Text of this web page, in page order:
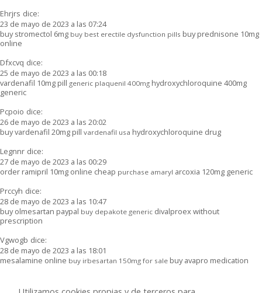
Ehrjrs dice:
23 de mayo de 2023 a las 07:24
buy stromectol 6mg buy best erectile dysfunction pills buy prednisone 10mg
online
Dfxcvq dice:
25 de mayo de 2023 a las 00:18
vardenafil 10mg pill generic plaquenil 400mg hydroxychloroquine 400mg
generic
Pcpoio dice:
26 de mayo de 2023 a las 20:02
buy vardenafil 20mg pill vardenafil usa hydroxychloroquine drug
Legnnr dice:
27 de mayo de 2023 a las 00:29
order ramipril 10mg online cheap purchase amaryl arcoxia 120mg generic
Prccyh dice:
28 de mayo de 2023 a las 10:47
buy olmesartan paypal buy depakote generic divalproex without
prescription
Vgwogb dice:
28 de mayo de 2023 a las 18:01
mesalamine online buy irbesartan 150mg for sale buy avapro medication
30 de mayo de 2023 a las 18:57